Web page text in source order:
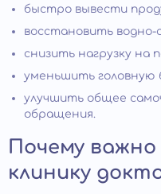
быстро вывести
восстановить водно-
снизить нагрузку на
уменьшить головную
улучшить общее
обращения.
Почему
клинику